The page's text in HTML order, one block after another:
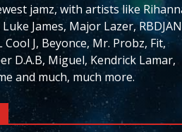
jamz, with artists like
James, Major Lazer,
J, Beyonce, Mr. Probz, Fit,
D.A.B, Miguel, Kendrick Lamar,
and much, much more.